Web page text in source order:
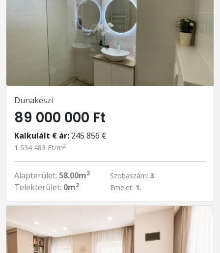
Dunakeszi
89 000 000 Ft
Kalkulált € ár: 245 856 €
1 534 483 Ft/m2
Alapterület: 58.00m2
Telekterület: 0m2
Szobaszám: 3
Emelet: 1.